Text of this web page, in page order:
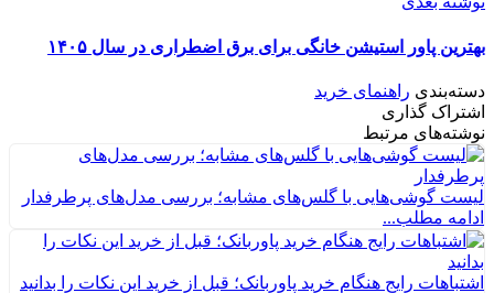
بهترین پاور استیشن‌ خانگی برای برق اضطراری در سال ۱۴۰۵
دسته‌بندی راهنمای خرید
اشتراک گذاری
نوشته‌های مرتبط
لیست گوشی‌هایی با گلس‌های مشابه؛ بررسی مدل‌های پرطرفدار
ادامه مطلب...
اشتباهات رایج هنگام خرید پاوربانک؛ قبل از خرید این نکات را بدانید